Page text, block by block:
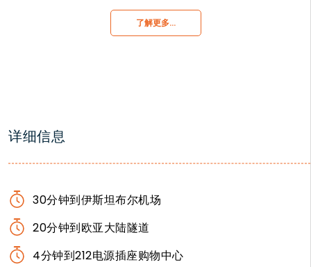
了解更多…
详细信息
30分钟到伊斯坦布尔机场
20分钟到欧亚大陆隧道
4分钟到212电源插座购物中心